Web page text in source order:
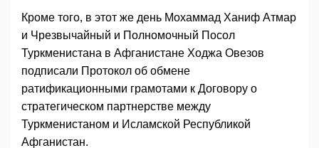
Кроме того, в этот же день Мохаммад Ханиф Атмар
и Чрезвычайный и Полномочный Посол
Туркменистана в Афганистане Ходжа Овезов
подписали Протокол об обмене
ратификационными грамотами к Договору о
стратегическом партнерстве между
Туркменистаном и Исламской Республикой
Афганистан.